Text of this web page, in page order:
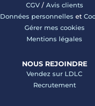
CGV/ Avis clients
Données personnelles et
Gérer mes cookies
Mentions légales
NOUS REJOINDRE
Vendez sur LDLC
Recrutement